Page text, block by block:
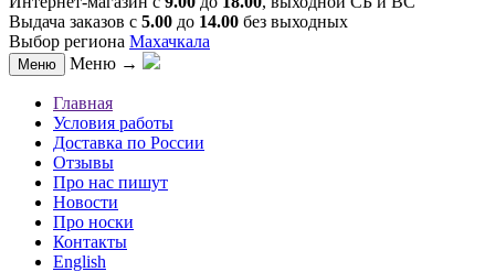
Выдача заказов с 5.00 до 14.00 без выходных
Выбор региона Махачкала
Меню Меню →
Главная
Условия работы
Доставка по России
Отзывы
Про нас пишут
Новости
Про носки
Контакты
English